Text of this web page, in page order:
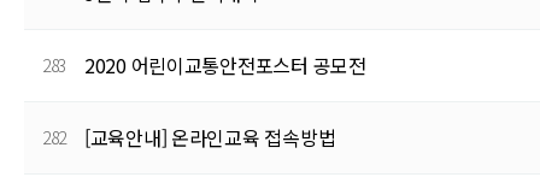
283 2020 어린이교통안전포스터 공모전
282 [교육안내] 온라인교육 접속방법